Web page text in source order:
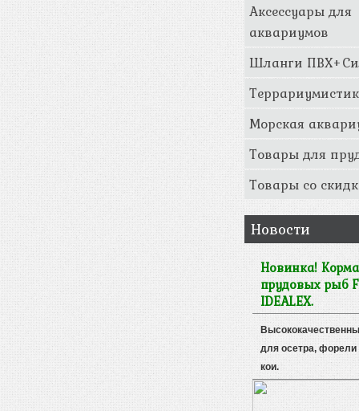
Аксессуары для
аквариумов
Шланги
Морская
Товары для
Товары со
Новости
Новинка!
прудовых рыб
IDEALEX.
для осетра, форели
кои.